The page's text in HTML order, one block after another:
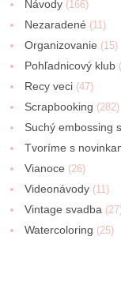
Návody (166)
Nezaradené (11)
Organizovanie (15)
Pohľadnicový klub
Recy veci (47)
Scrapbooking (282)
Suchý embossing
Tvoríme s
Vianoce (26)
Videonávody (11)
Vintage svadba
Watercoloring (25)